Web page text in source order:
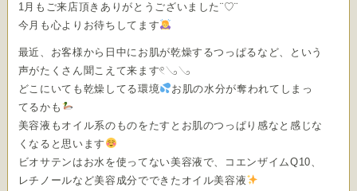
1月もご来店頂きありがとうございました¨♡¨
今月も心よりお待ちしてます
最近、お客様から日中にお肌が乾燥するつっぱるなど、という
声がたくさん聞こえて来ます𓏲𓂅𓂅
どこにいても乾燥してる環境
お肌の水分が奪われてしまっ
てるかも
美容液もオイル系のものをたすとお肌のつっぱり感なと感じな
くなると思います
ビオサテンはお水を使ってない美容液で、コエンザイムQ10、
レチノールなど美容成分でできたオイル美容液